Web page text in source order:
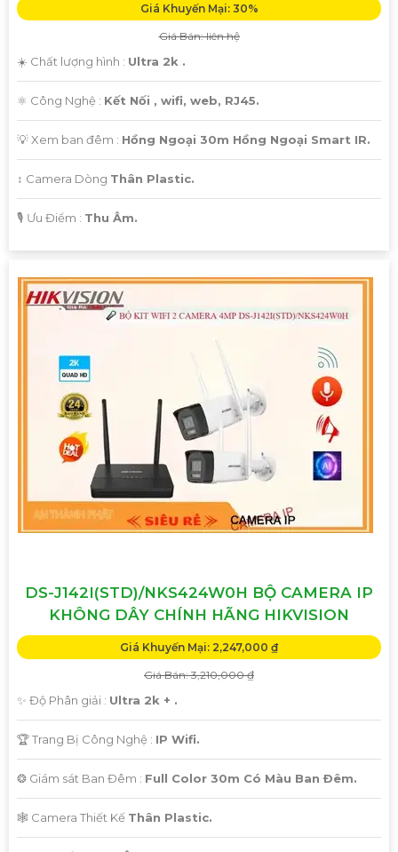
Giá Khuyến Mại: 30%
Giá Bán: liên hệ
☀️ Chất lượng hình : Ultra 2k .
⚛️ Công Nghệ : Kết Nối , wifi, web, RJ45.
💡 Xem ban đêm : Hồng Ngoại 30m Hồng Ngoại Smart IR.
↕️ Camera Dòng Thân Plastic.
️🎙 Ưu Điểm : Thu Âm.
DS-J142I(STD)/NKS424W0H BỘ CAMERA IP
KHÔNG DÂY CHÍNH HÃNG HIKVISION
Giá Khuyến Mại: 2,247,000 ₫
Giá Bán: 3,210,000 ₫
✨ Độ Phân giải : Ultra 2k + .
🏆 Trang Bị Công Nghệ : IP Wifi.
❂ Giám sát Ban Đêm : Full Color 30m Có Màu Ban Ðêm.
🕸️ Camera Thiết Kế Thân Plastic.